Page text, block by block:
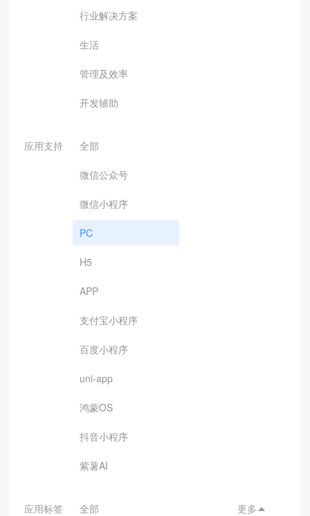
行业解决方案
生活
管理及效率
开发辅助
应用支持 全部
微信公众号
微信小程序
PC
H5
APP
支付宝小程序
百度小程序
uni-app
鸿蒙OS
抖音小程序
紫薯AI
应用标签 全部 更多 